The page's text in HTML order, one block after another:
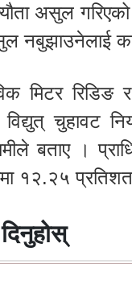
असुल
नबुझाउनेलाई
मिटर
विद्युत् चुहावट
बताए ।
१२.२५